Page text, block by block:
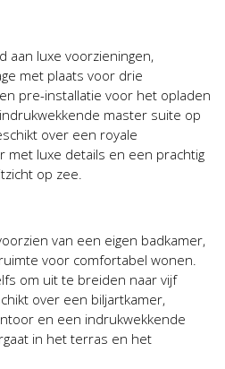
aan luxe voorzieningen,
met plaats voor drie
pre-installatie voor het opladen
master suite op
over een royale
met luxe details en een prachtig
op zee.
van een eigen badkamer,
voor comfortabel wonen.
om uit te breiden naar vijf
over een biljartkamer,
en een indrukwekkende
in het terras en het